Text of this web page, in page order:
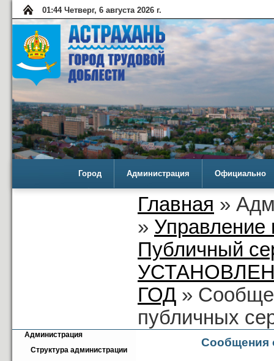
01:44 Четверг, 6 августа 2026 г.
Город Администрация Официально
Главная »
» Управление
Публичный
ГОД »
публичных
Администрация
Структура администрации
Сообщения